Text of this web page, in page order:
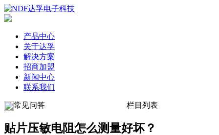
产品中心
关于达孚
解决方案
招商加盟
新闻中心
联系我们
常见问答 栏目列表
贴片压敏电阻怎么测量好坏？